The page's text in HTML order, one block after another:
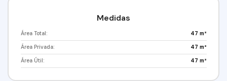
Medidas
Área Total: 47 m²
Área Privada: 47 m²
Área Útil: 47 m²